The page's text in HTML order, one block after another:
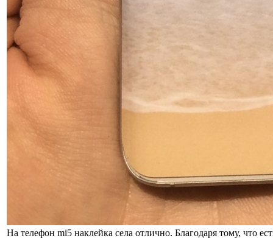
На телефон mi5 наклейка села отлично. Благодаря тому, что